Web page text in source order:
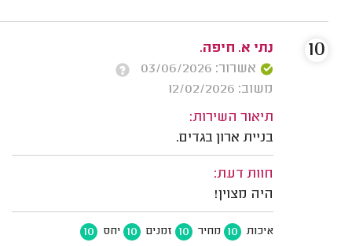
נתי א. חיפה.
אשרור: 03/06/2026
משוב: 12/02/2026
תיאור השירות:
בניית ארון בגדים.
חוות דעת:
היה מצוין!
איכות 10 מחיר 10 זמנים 10 יחס 10
10